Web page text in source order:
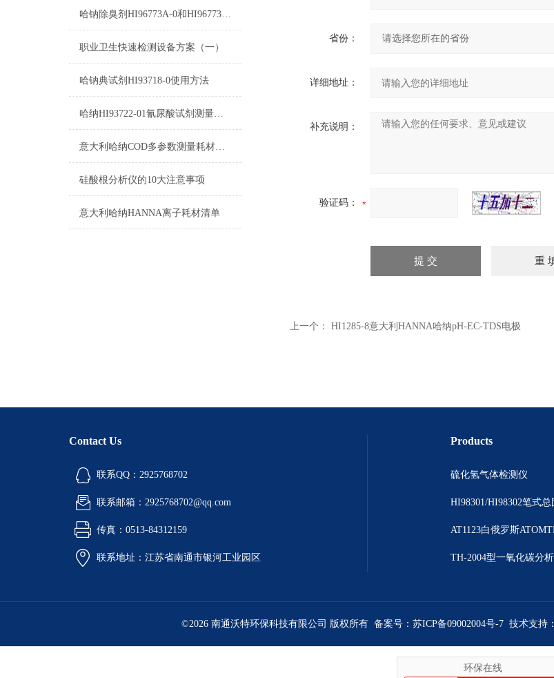
哈钠除臭剂HI96773A-0和HI96773B-0使用方法
职业卫生快速检测设备方案（一）
哈钠典试剂HI93718-0使用方法
哈纳HI93722-01氰尿酸试剂测量范围原理及操作指南
意大利哈纳COD多参数测量耗材产品清单
硅酸根分析仪的10大注意事项
意大利哈纳HANNA离子耗材清单
省份：
详细地址：
补充说明：
验证码：
上一个： HI1285-8意大利HANNA哈纳pH-EC-TDS电极
Contact Us
联系QQ：2925768702
联系邮箱：2925768702@qq.com
传真：0513-84312159
联系地址：江苏省南通市银河工业园区
Products
硫化氢气体检测仪
©2026 南通沃特环保科技有限公司 版权所有 备案号： 苏ICP备09002004号-7 技术支持：
环保在线